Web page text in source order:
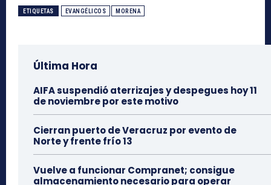
ETIQUETAS EVANGÉLICOS MORENA
Última Hora
AIFA suspendió aterrizajes y despegues hoy 11
de noviembre por este motivo
Cierran puerto de Veracruz por evento de
Norte y frente frío 13
Vuelve a funcionar Compranet; consigue
almacenamiento necesario para operar